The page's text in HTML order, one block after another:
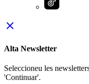
close
Alta Newsletter
Seleccioneu les
'Continuar'.